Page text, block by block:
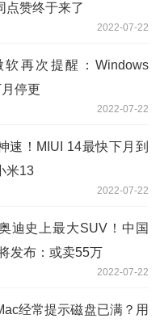
点赞终于来了
2022-07-22
再次提醒：Windows
停更
2022-07-22
速！MIUI 14最快下月到
米13
2022-07-22
迪史上最大SUV！中国
发布：或卖55万
2022-07-22
经常提示磁盘已满？用